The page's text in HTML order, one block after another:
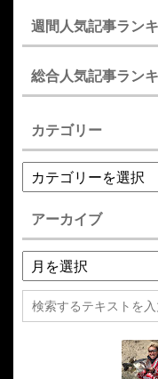
週間人気記事ラン
総合人気記事ラン
カテゴリー
アーカイブ